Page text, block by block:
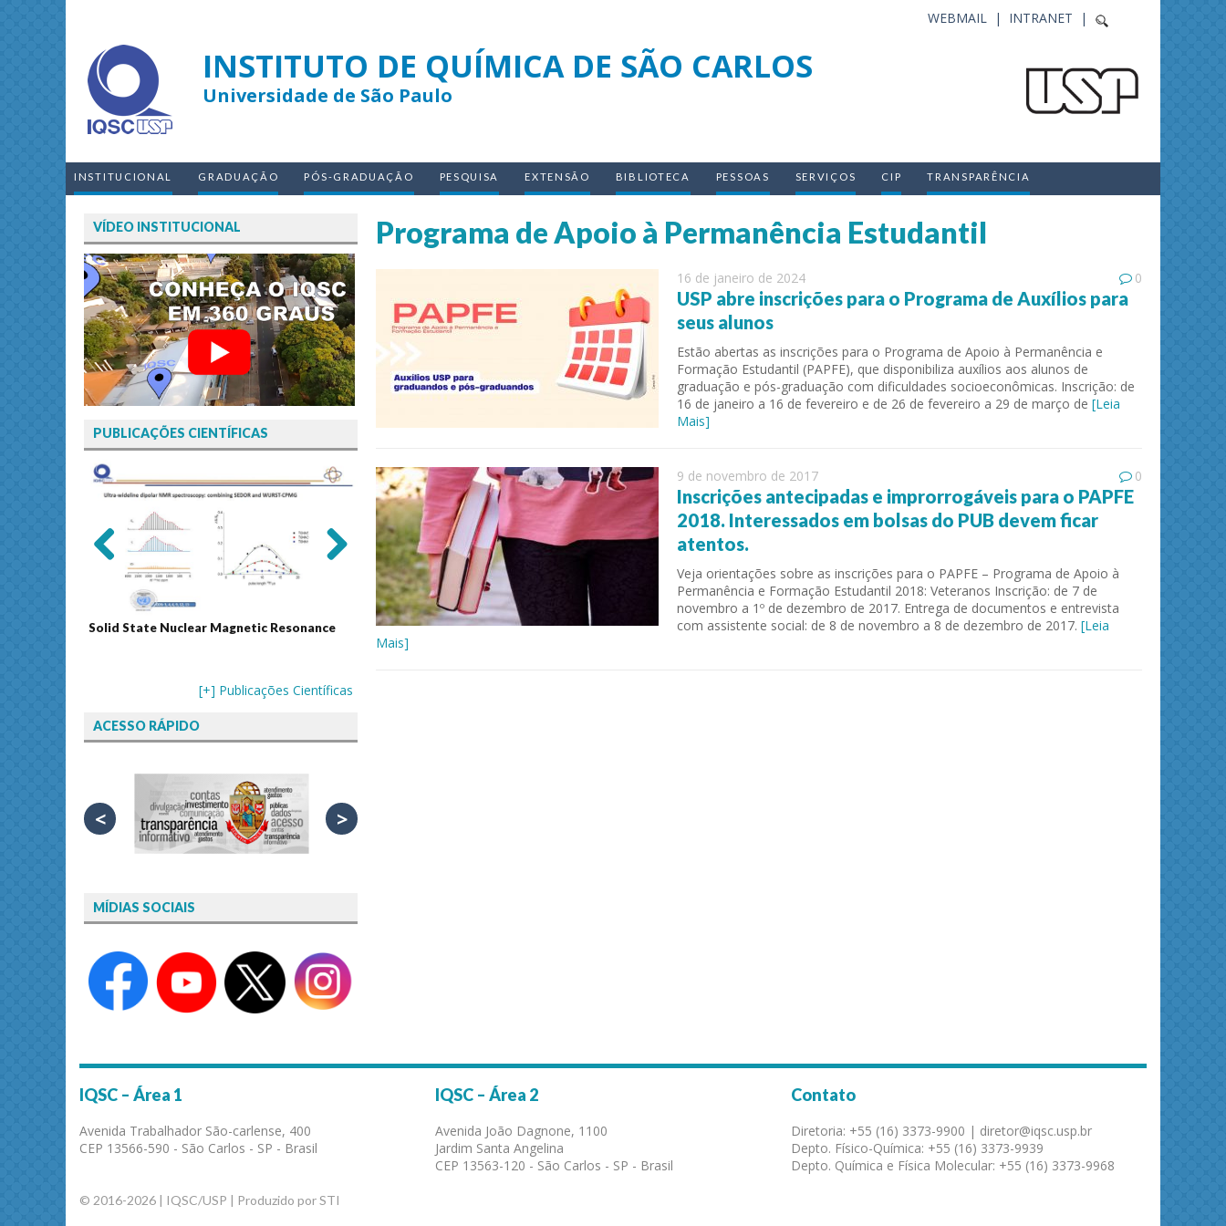
INTRANET |
WEBMAIL |
INSTITUTO DE QUÍMICA DE SÃO CARLOS
Universidade de São Paulo
INSTITUCIONAL GRADUAÇÃO PÓS-GRADUAÇÃO PESQUISA EXTENSÃO BIBLIOTECA PESSOAS SERVIÇOS CIP TRANSPARÊNCIA
Programa de Apoio à Permanência Estudantil
16 de janeiro de 2024 0
USP abre inscrições para o Programa de Auxílios para
seus alunos
Estão abertas as inscrições para o Programa de Apoio à Permanência e
Formação Estudantil (PAPFE), que disponibiliza auxílios aos alunos de
graduação e pós-graduação com dificuldades socioeconômicas. Inscrição: de
16 de janeiro a 16 de fevereiro e de 26 de fevereiro a 29 de março de [Leia
Mais]
9 de novembro de 2017 0
Inscrições antecipadas e improrrogáveis para o PAPFE
2018. Interessados em bolsas do PUB devem ficar
atentos.
Veja orientações sobre as inscrições para o PAPFE – Programa de Apoio à
Permanência e Formação Estudantil 2018: Veteranos Inscrição: de 7 de
novembro a 1º de dezembro de 2017. Entrega de documentos e entrevista
com assistente social: de 8 de novembro a 8 de dezembro de 2017. [Leia
Mais]
VÍDEO INSTITUCIONAL
PUBLICAÇÕES CIENTÍFICAS
Solid State Nuclear Magnetic Resonance Journal of Separation Science
Sustainable Energy Technologies and
Journal of Molecular Liquids
[+] Publicações Científicas
ACESSO RÁPIDO
< >
MÍDIAS SOCIAIS
IQSC – Área 1
Avenida Trabalhador São-carlense, 400
CEP 13566-590 - São Carlos - SP - Brasil
IQSC – Área 2
Avenida João Dagnone, 1100
Jardim Santa Angelina
CEP 13563-120 - São Carlos - SP - Brasil
Contato
Diretoria: +55 (16) 3373-9900 | diretor@iqsc.usp.br
Depto. Físico-Química: +55 (16) 3373-9939
Depto. Química e Física Molecular: +55 (16) 3373-9968
© 2016-2026 | IQSC/USP | Produzido por STI